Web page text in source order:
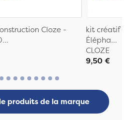
Cloze -
kit créatif
Élépha...
CLOZE
9,50 €
produits de la marque